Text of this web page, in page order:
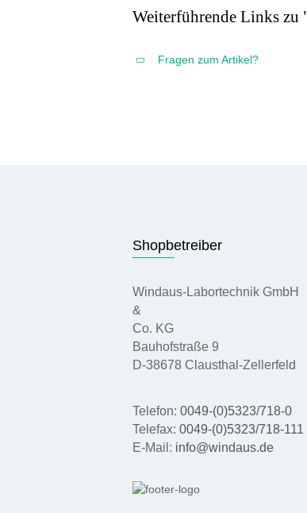
Weiterführende Links zu
Fragen zum Artikel?
Shopbetreiber
Windaus-Labortechnik GmbH
&
Co. KG
Bauhofstraße 9
D-38678 Clausthal-Zellerfeld
Telefon: 0049-(0)5323/718-0
Telefax: 0049-(0)5323/718-111
E-Mail: info@windaus.de